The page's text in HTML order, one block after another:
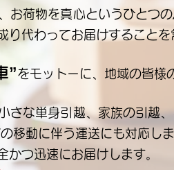
お荷物を真心というひとつ
り代わってお届けすること
”をモットーに、地域の皆様
さな単身引越、家族の引越
移動に伴う運送にも対応しま
つ迅速にお届けします。